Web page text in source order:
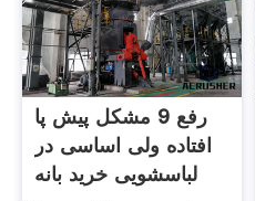
رفع 9 مشکل پیش پا
افتاده ولی اساسی در
لباسشویی خرید بانه